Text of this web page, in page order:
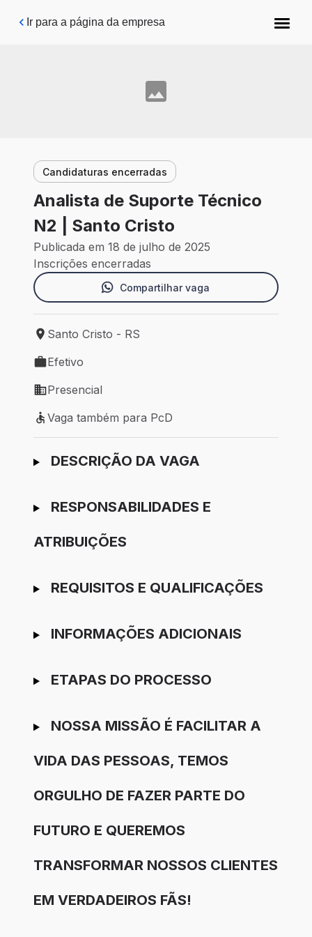
Pular para o conteúdo principal
Ir para a página da empresa
Candidaturas encerradas
Analista de Suporte Técnico
N2 | Santo Cristo
Publicada em 18 de julho de 2025
Inscrições encerradas
Compartilhar vaga
Local de trabalho: Santo Cristo - RS
Santo Cristo - RS
Tipo de vaga: Efetivo
Efetivo
Modelo de trabalho: Presencial
Presencial
Vaga também para PcD
Vaga também para PcD
Ir para candidatura
DESCRIÇÃO DA VAGA
RESPONSABILIDADES E
ATRIBUIÇÕES
REQUISITOS E QUALIFICAÇÕES
INFORMAÇÕES ADICIONAIS
ETAPAS DO PROCESSO
NOSSA MISSÃO É FACILITAR A
VIDA DAS PESSOAS, TEMOS
ORGULHO DE FAZER PARTE DO
FUTURO E QUEREMOS
TRANSFORMAR NOSSOS CLIENTES
EM VERDADEIROS FÃS!